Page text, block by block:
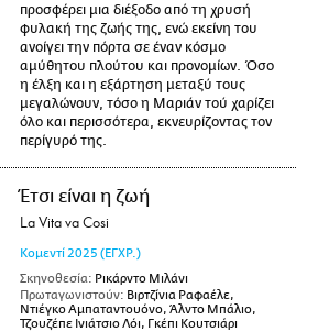
προσφέρει μια διέξοδο από τη χρυσή
φυλακή της ζωής της, ενώ εκείνη του
ανοίγει την πόρτα σε έναν κόσμο
αμύθητου πλούτου και προνομίων. Όσο
η έλξη και η εξάρτηση μεταξύ τους
μεγαλώνουν, τόσο η Μαριάν τού χαρίζει
όλο και περισσότερα, εκνευρίζοντας τον
περίγυρό της.
Έτσι είναι η ζωή
La Vita va Cosi
Κομεντί 2025 (ΕΓΧΡ.)
Σκηνοθεσία: Ρικάρντο Μιλάνι
Πρωταγωνιστούν: Βιρτζίνια Ραφαέλε,
Ντιέγκο Αμπαταντουόνο, Άλντο Μπάλιο,
Τζουζέπε Ινιάτσιο Λόι, Γκέπι Κουτσιάρι